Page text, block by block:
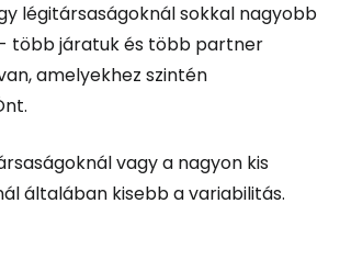
légitársaságoknál sokkal nagyobb
több járatuk és több partner
amelyekhez szintén
vagy a nagyon kis
általában kisebb a variabilitás.